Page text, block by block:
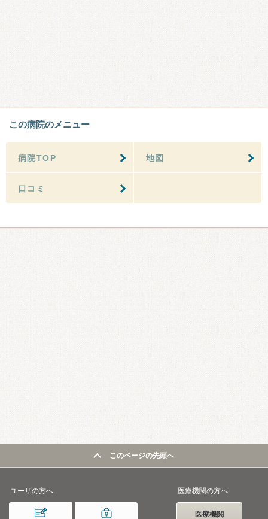
この病院のメニュー
病院TOP 地図
口コミ
このページの先頭へ
ユーザの方へ 医療機関の方へ
医療機関